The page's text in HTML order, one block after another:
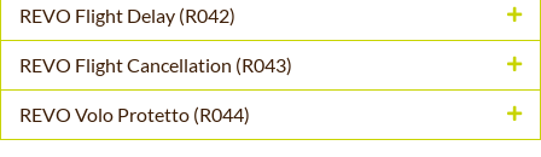
REVO Flight Delay (R042)
REVO Flight Cancellation (R043)
REVO Volo Protetto (R044)